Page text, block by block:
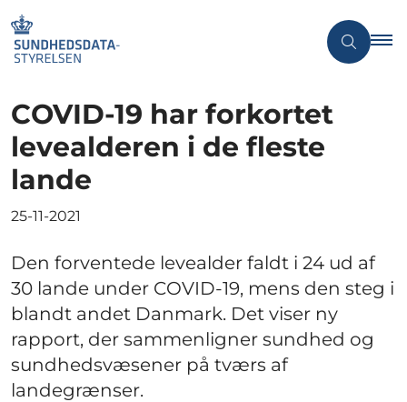
COVID-19 har forkortet
levealderen i de fleste
lande
25-11-2021
Den forventede levealder faldt i 24 ud af
30 lande under COVID-19, mens den steg i
blandt andet Danmark. Det viser ny
rapport, der sammenligner sundhed og
sundhedsvæsener på tværs af
landegrænser.